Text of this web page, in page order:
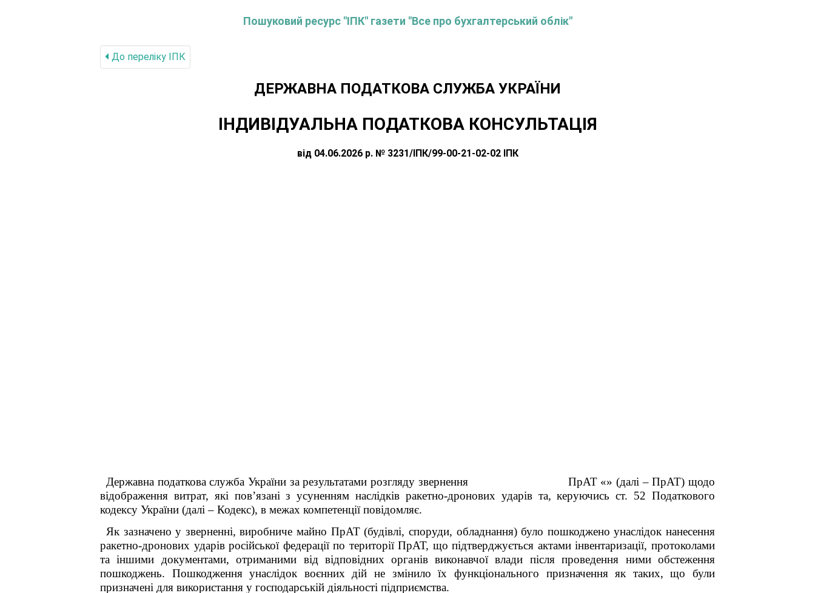
Пошуковий ресурс "ІПК" газети "Все про бухгалтерський облік"
До переліку IПК
ДЕРЖАВНА ПОДАТКОВА СЛУЖБА УКРАЇНИ
ІНДИВІДУАЛЬНА ПОДАТКОВА КОНСУЛЬТАЦІЯ
від 04.06.2026 р. № 3231/ІПК/99-00-21-02-02 ІПК
Державна податкова служба України за результатами розгляду звернення ПрАТ «» (далі – ПрАТ) щодо
відображення витрат, які пов’язані з усуненням наслідків ракетно-дронових ударів та, керуючись ст. 52 Податкового
кодексу України (далі – Кодекс), в межах компетенції повідомляє.
Як зазначено у зверненні, виробниче майно ПрАТ (будівлі, споруди, обладнання) було пошкоджено унаслідок нанесення
ракетно-дронових ударів російської федерації по території ПрАТ, що підтверджується актами інвентаризації, протоколами
та іншими документами, отриманими від відповідних органів виконавчої влади після проведення ними обстеження
пошкоджень. Пошкодження унаслідок воєнних дій не змінило їх функціонального призначення як таких, що були
призначені для використання у господарській діяльності підприємства.